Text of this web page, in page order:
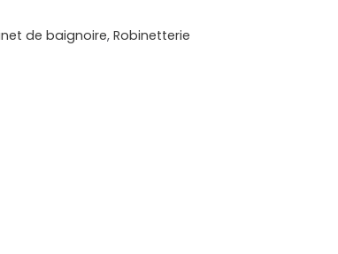
de baignoire,Robinetterie